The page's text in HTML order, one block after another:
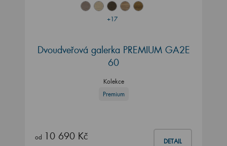
+17
Dvoudveřová galerka PREMIUM GA2E
60
Kolekce
Premium
od 10 690 Kč DETAIL